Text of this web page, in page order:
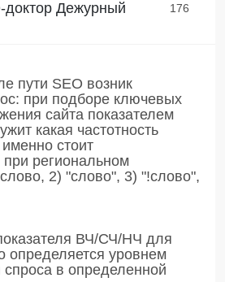
Дежурный
176
пути SEO возник
при подборе ключевых
сайта показателем
какая частотность
стоит
при региональном
2) "слово", 3) "!слово",
ВЧ/СЧ/НЧ для
определяется уровнем
спроса в определенной